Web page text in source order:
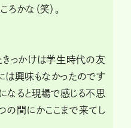
かな（笑）。
きっかけは学生時代の友
は興味もなかったのです
なると現場で感じる不思
の間にかここまで来てし